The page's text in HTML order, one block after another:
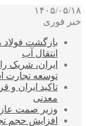
۱۴۰۵/۰۵/۱۸
خبر فوری
بازگشت فولاد
انتقال آب
ایران، شریک
توسعه تجارت
تاکید ایران
معدنی
وزیر صمت